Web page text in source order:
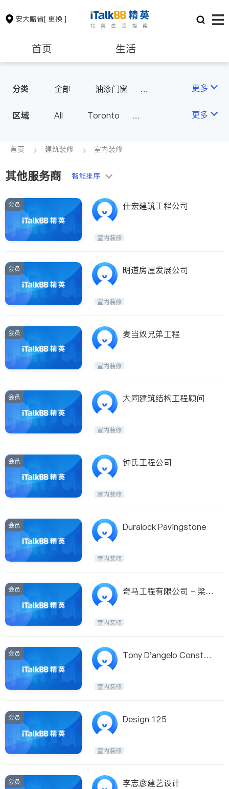
安大略省[ 更换 ]
首页 生活
保险理财 房地产租售
银行贷款 会计师
建筑装修
分类 全部
油漆门窗
地板建材
水电冷暖
更多
区域 All
Toronto
Scarborough
North York
Brampton
Kitchener
Newmarket
Stouffville
Maple
Waterloo
Guelph
Ajax
Oshawa
Niagara Falls
Pickering
Concord
Port Perry
King
更多
首页 建筑装修 室内装修
其他服务商 智能排序
会员 仕宏建筑工程公司
室内装修
会员 明道房屋发展公司
室内装修
会员 麦当奴兄弟工程
室内装修
会员 大同建筑结构工程顾问
室内装修
会员 钟氏工程公司
室内装修
会员 Duralock Pavingstone
室内装修
会员
奇马工程有限公司 - 梁康
室内装修
会员
Tony D'angelo Constru
室内装修
会员 Design 125
室内装修
会员 李志彦建艺设计